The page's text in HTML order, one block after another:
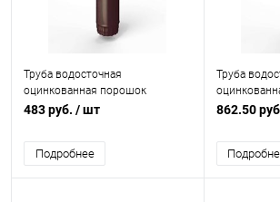
Труба водосточная
оцинкованная порошок
ф100х1250мм RAL 3007
483 руб. / шт
Подробнее
Труба
862.50